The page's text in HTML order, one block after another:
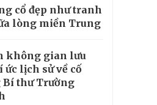
cổ đẹp như tranh
lòng miền Trung
không gian lưu
ức lịch sử về cố
Bí thư Trường